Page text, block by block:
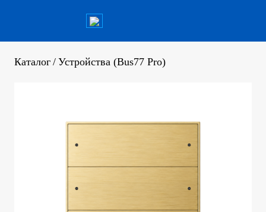
Каталог / Устройства (Bus77 Pro)